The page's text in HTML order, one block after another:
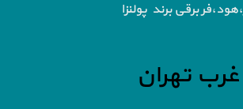
برقی برند پولنزا
تهران